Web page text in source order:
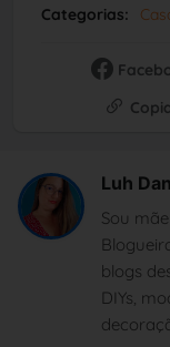
Categorias:
Luh
Sou
blogs
DIYs,